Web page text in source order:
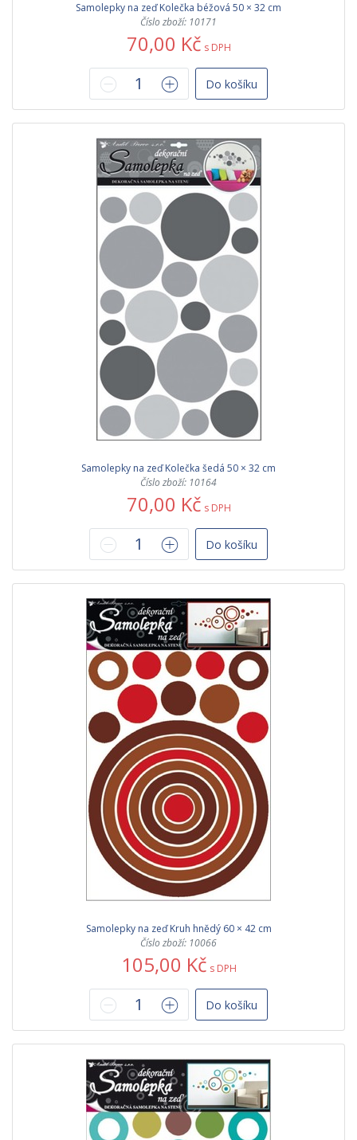
Samolepky na zeď Kolečka béžová 50 × 32 cm
Číslo zboží: 10171
70,00 Kč s DPH
Do košíku
Samolepky na zeď Kolečka šedá 50 × 32 cm
Číslo zboží: 10164
70,00 Kč s DPH
Do košíku
Samolepky na zeď Kruh hnědý 60 × 42 cm
Číslo zboží: 10066
105,00 Kč s DPH
Do košíku